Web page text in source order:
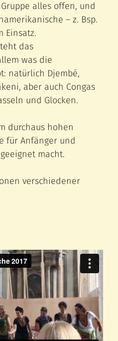
alles offen, und
– z. Bsp.
Einsatz.
das
was die
natürlich Djembé,
aber auch Congas
und Glocken.
durchaus hohen
für Anfänger und
macht.
verschiedener